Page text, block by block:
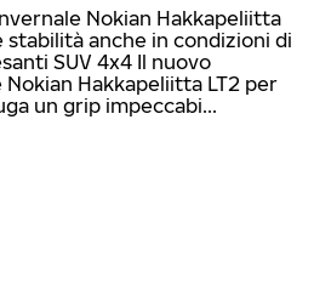
Nokian Hakkapeliitta
anche in condizioni di
SUV 4x4 Il nuovo
Hakkapeliitta LT2 per
un grip impeccabi...